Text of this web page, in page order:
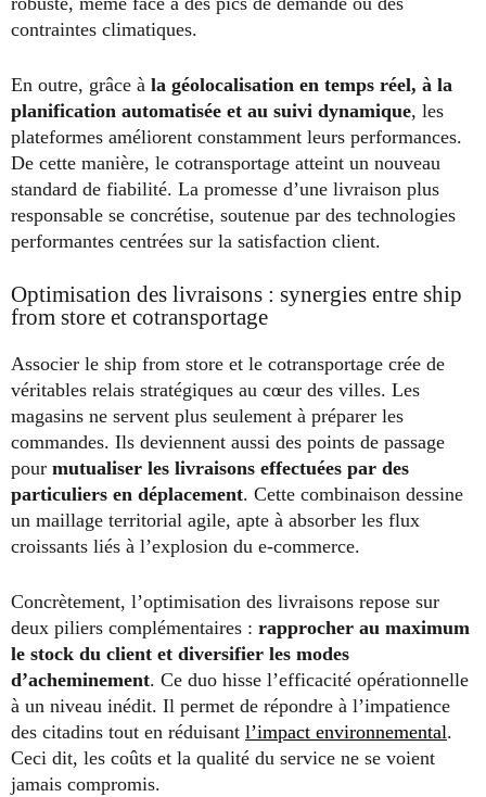
contraintes climatiques.
En outre, grâce à la géolocalisation en temps réel, à la
planification automatisée et au suivi dynamique, les
plateformes améliorent constamment leurs performances.
De cette manière, le cotransportage atteint un nouveau
standard de fiabilité. La promesse d’une livraison plus
responsable se concrétise, soutenue par des technologies
performantes centrées sur la satisfaction client.
Optimisation des livraisons : synergies entre ship
from store et cotransportage
Associer le ship from store et le cotransportage crée de
véritables relais stratégiques au cœur des villes. Les
magasins ne servent plus seulement à préparer les
commandes. Ils deviennent aussi des points de passage
pour mutualiser les livraisons effectuées par des
particuliers en déplacement. Cette combinaison dessine
un maillage territorial agile, apte à absorber les flux
croissants liés à l’explosion du e-commerce.
Concrètement, l’optimisation des livraisons repose sur
deux piliers complémentaires : rapprocher au maximum
le stock du client et diversifier les modes
d’acheminement. Ce duo hisse l’efficacité opérationnelle
à un niveau inédit. Il permet de répondre à l’impatience
des citadins tout en réduisant l’impact environnemental.
Ceci dit, les coûts et la qualité du service ne se voient
jamais compromis.